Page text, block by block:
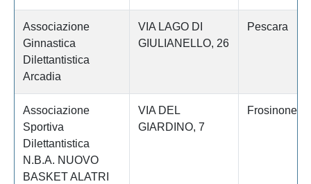
Associazione
Ginnastica
Dilettantistica
Arcadia
VIA LAGO DI
GIULIANELLO, 26
Pescara
Associazione
Sportiva
Dilettantistica
N.B.A. NUOVO
BASKET ALATRI
VIA DEL
GIARDINO, 7
Frosinone